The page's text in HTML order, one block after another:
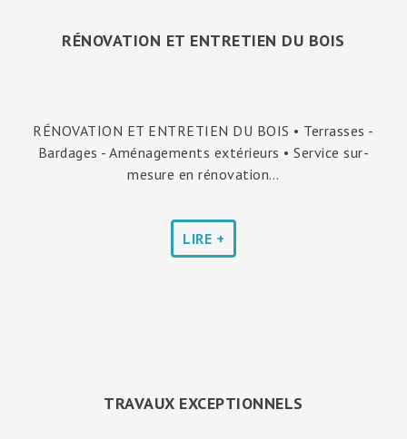
RÉNOVATION ET ENTRETIEN DU BOIS
RÉNOVATION ET ENTRETIEN DU BOIS • Terrasses -
Bardages - Aménagements extérieurs • Service sur-
mesure en rénovation…
LIRE +
TRAVAUX EXCEPTIONNELS